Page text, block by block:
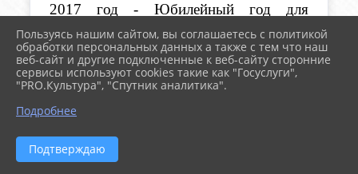
2017 год - Юбилейный год для
библиотек городского округа
Заречный:
55  лет – Городской библиотеке.
Пользуясь нашим сайтом, вы соглашаетесь с политикой
обработки персональных данных а также с тем что наш
веб-сайт и другие подключенные к веб-сайту сторонние
сервисы используют cookies такие как "Госуслуги",
"PRO.Культура", "Спутник аналитика".
Подробнее
Подтверждаю